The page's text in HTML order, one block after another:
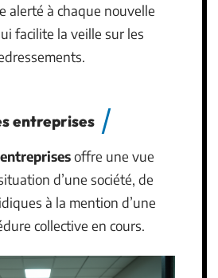
alerté à chaque nouvelle
facilite la veille sur les
entreprises
offre une vue
d’une société, de
à la mention d’une
collective en cours.